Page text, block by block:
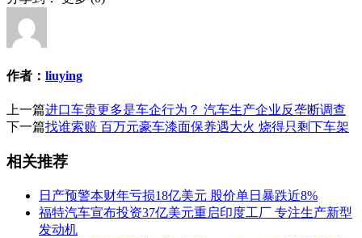
作者： liuying
上一篇进口车贵更多是车企行为？ 汽车生产企业反垄断调查
下一篇找谁索赔 百万元豪车漆面保养遇大火 烧得只剩下车架
相关推荐
日产预警本财年亏损18亿美元 股价单日暴跌近8%
福特汽车宣布投资37亿美元重启印度工厂 专注生产新型
发动机